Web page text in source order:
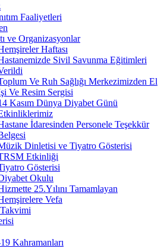
Faaliyetleri
ve Organizasyonlar
Haftası
Sivil Savunma Eğitimleri
Ve Ruh Sağlığı Merkezimizden El
Ve Resim Sergisi
Kasım Dünya Diyabet Günü
İdaresinden Personele Teşekkür
Dinletisi ve Tiyatro Gösterisi
Etkinliği
Gösterisi
Okulu
25.Yılını Tamamlayan
Vefa
Kahramanları